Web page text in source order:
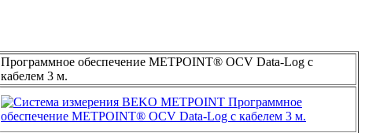
Программное обеспечение METPOINT® OCV Data-Log с
кабелем 3 м.